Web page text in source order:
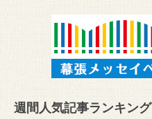
週間人気記事ランキング